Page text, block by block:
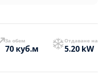
За обем
70 куб.м
Отдаване на
5.20 kW